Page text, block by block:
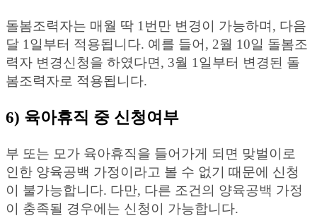
돌봄조력자는 매월 딱 1번만 변경이 가능하며, 다음
달 1일부터 적용됩니다. 예를 들어, 2월 10일 돌봄조
력자 변경신청을 하였다면, 3월 1일부터 변경된 돌
봄조력자로 적용됩니다.
6) 육아휴직 중 신청여부
부 또는 모가 육아휴직을 들어가게 되면 맞벌이로
인한 양육공백 가정이라고 볼 수 없기 때문에 신청
이 불가능합니다. 다만, 다른 조건의 양육공백 가정
이 충족될 경우에는 신청이 가능합니다.